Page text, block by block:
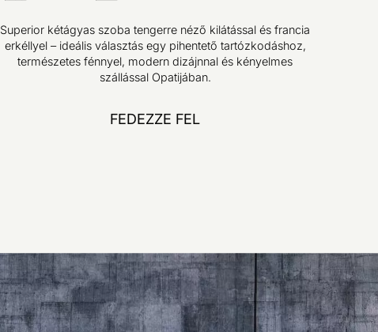
Superior kétágyas szoba tengerre néző kilátással és francia
erkéllyel – ideális választás egy pihentető tartózkodáshoz,
természetes fénnyel, modern dizájnnal és kényelmes
szállással Opatijában.
FEDEZZE FEL